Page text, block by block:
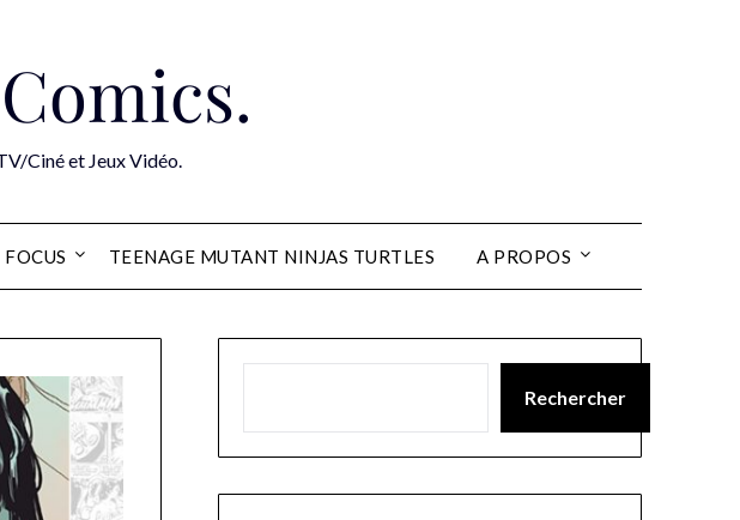
Ciné et Jeux Vidéo.
TEENAGE MUTANT NINJAS TURTLES A PROPOS
Rechercher